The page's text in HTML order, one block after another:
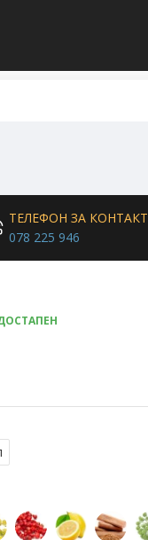
ТЕЛЕФОН ЗА КОНТАКТ
078 225 946